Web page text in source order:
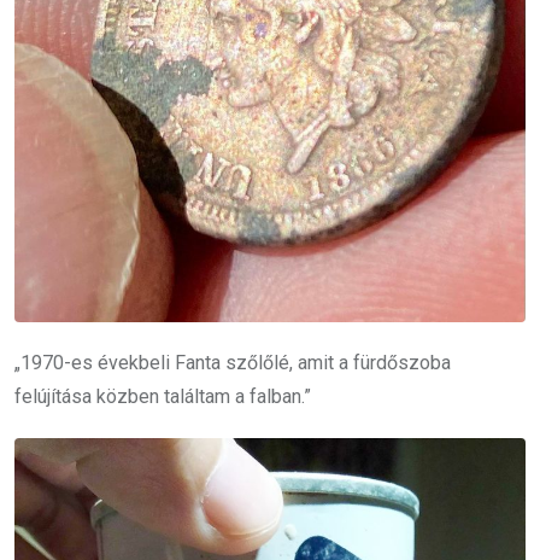
„1970-es évekbeli Fanta szőlőlé, amit a fürdőszoba
felújítása közben találtam a falban.”